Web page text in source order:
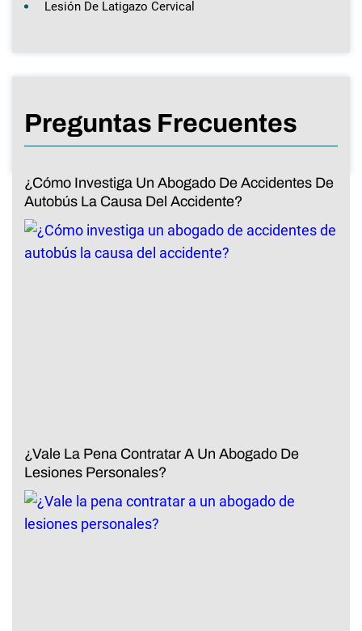
Lesión De Latigazo Cervical
Preguntas Frecuentes
¿Cómo Investiga Un Abogado De Accidentes De
Autobús La Causa Del Accidente?
¿Vale La Pena Contratar A Un Abogado De
Lesiones Personales?